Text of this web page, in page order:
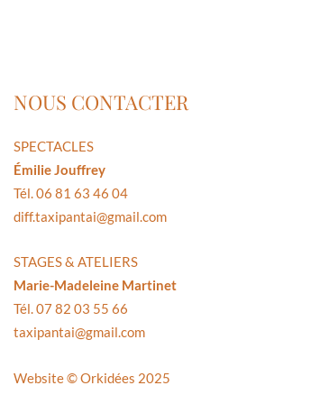
NOUS CONTACTER
SPECTACLES
Émilie Jouffrey
Tél. 06 81 63 46 04
diff.taxipantai@gmail.com
STAGES & ATELIERS
Marie-Madeleine Martinet
Tél. 07 82 03 55 66
taxipantai@gmail.com
Website ©Orkidées 2025